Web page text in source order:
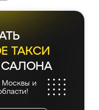
как и ожидала.
ТАКСИ
Москвы и